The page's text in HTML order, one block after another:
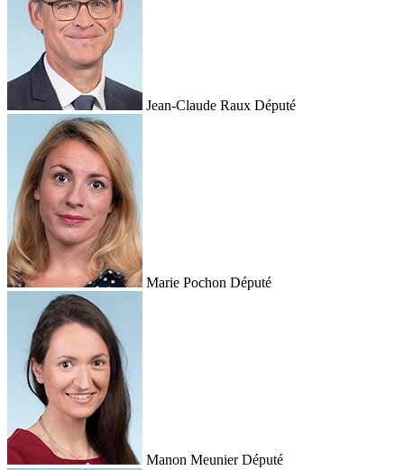
Jean-Claude Raux Député
Marie Pochon Député
Manon Meunier Député